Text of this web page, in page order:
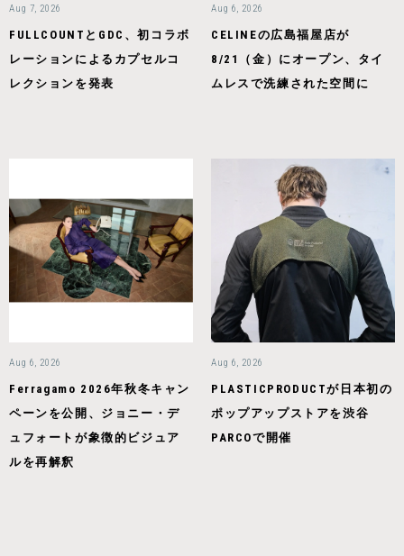
Aug 7, 2026
FULLCOUNTとGDC、初コラボ
レーションによるカプセルコ
レクションを発表
Aug 6, 2026
CELINEの広島福屋店が
8/21（金）にオープン、タイ
ムレスで洗練された空間に
Aug 6, 2026
Ferragamo 2026年秋冬キャン
ペーンを公開、ジョニー・デ
ュフォートが象徴的ビジュア
ルを再解釈
Aug 6, 2026
PLASTICPRODUCTが日本初の
ポップアップストアを渋谷
PARCOで開催